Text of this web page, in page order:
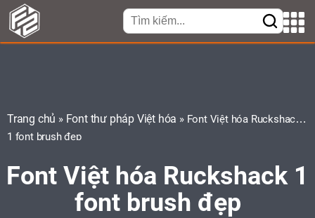
Trang chủ » Font thư pháp Việt hóa » Font Việt hóa Ruckshack
1 font brush đẹp
Font Việt hóa Ruckshack 1
font brush đẹp